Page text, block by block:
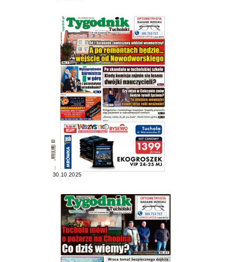
30.10.2025